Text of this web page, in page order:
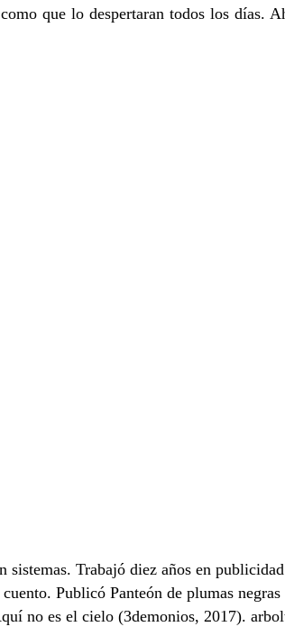
que lo despertaran todos los días.
Trabajó diez años en
Publicó Panteón de plumas
no es el cielo (3demonios, 2017).